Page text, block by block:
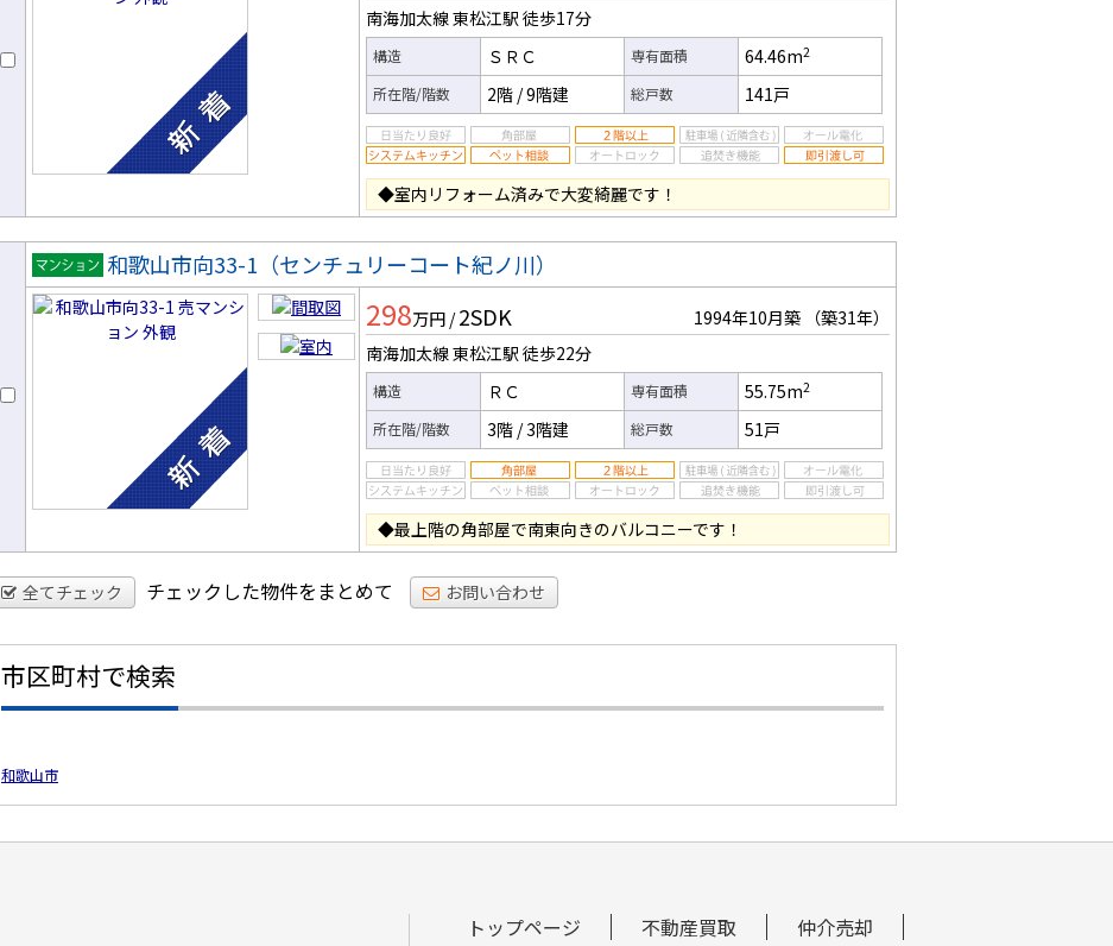
南海加太線 東松江駅 徒歩17分
構造 ＳＲＣ 専有面積 64.46m2
所在階/階数 2階 /9階建 総戸数 141戸
◆室内リフォーム済みで大変綺麗です！
売マンシ
ョン
和歌山市向33-1（センチュリーコート紀ノ川）
298万円 / 2SDK 1994年10月築
（築31年）
南海加太線 東松江駅 徒歩22分
構造 ＲＣ 専有面積 55.75m2
所在階/階数 3階 /3階建 総戸数 51戸
◆最上階の角部屋で南東向きのバルコニーです！
全てチェック チェックした物件をまとめて お問い合わせ
市区町村で検索
和歌山市
トップページ 不動産買取 仲介売却